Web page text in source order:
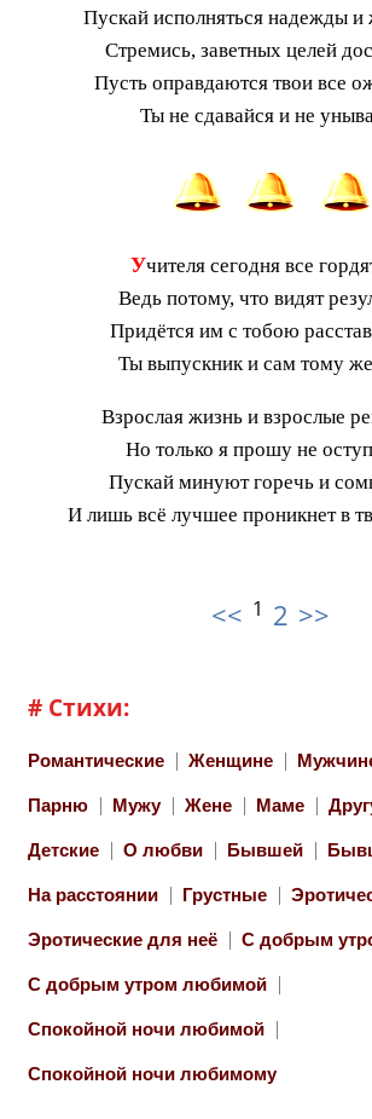
Пускай исполняться надежды и
Стремись, заветных целей
Пусть оправдаются твои все
Ты не сдавайся и не
Учителя сегодня все
Ведь потому, что видят
Придётся им с тобою
Ты выпускник и сам тому
Взрослая жизнь и взрослые
Но только я прошу не
Пускай минуют горечь и
И лишь всё лучшее проникнет в
<< 1 2 >>
# Стихи:
Романтические Женщине
Парню Мужу Жене Маме
Детские О любви Бывшей
На расстоянии Грустные
Эротические для неё С добрым
С добрым утром любимой
Спокойной ночи любимой
Спокойной ночи любимому